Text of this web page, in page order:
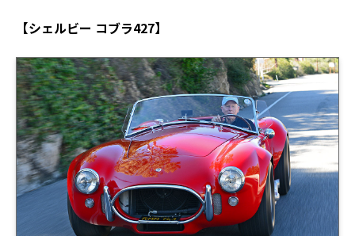
【シェルビー コブラ427】